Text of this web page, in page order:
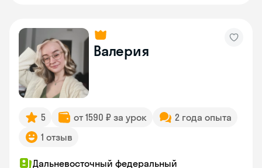
Валерия
5 от 1590 ₽ за урок
2 года опыта
1 отзыв
Дальневосточный федеральный